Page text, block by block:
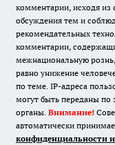
комментарии, исходя из
обсуждения тем и
рекомендательных
комментарии,
межнациональную
равно унижение
по теме. IP-адреса
могут быть переданы по
органы. Внимание!
автоматически
конфиденциальности